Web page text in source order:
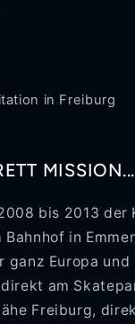
in Freiburg
MISSION...
bis 2013 der
Bahnhof in
ganz Europa und
am
Freiburg,